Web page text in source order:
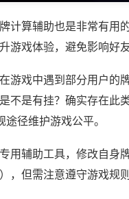
计算辅助也是非常有用
游戏体验，避免影响好
游戏中遇到部分用户的
不是有挂？确实存在此
径维护游戏公平。
用辅助工具，修改自身
，但需注意遵守游戏规